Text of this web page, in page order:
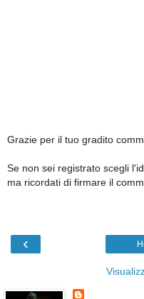
Grazie per il tuo gradito
Se non sei registrato scegli
ma ricordati di firmare il
‹